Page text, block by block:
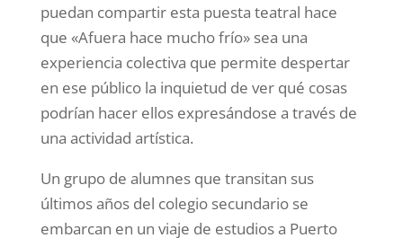
puedan compartir esta puesta teatral hace
que «Afuera hace mucho frío» sea una
experiencia colectiva que permite despertar
en ese público la inquietud de ver qué cosas
podrían hacer ellos expresándose a través de
una actividad artística.
Un grupo de alumnes que transitan sus
últimos años del colegio secundario se
embarcan en un viaje de estudios a Puerto